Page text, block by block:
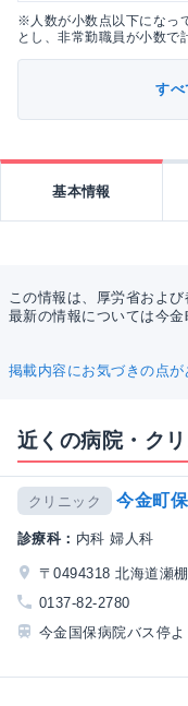
※人数が小数点以下になっ
とし、非常勤職員が小数で
すべ
基本情報
この情報は、厚労省およ
最新の情報については今金
掲載内容にお気づきの点が
近くの病院・ク
クリニック 今金町
診療科： 内科 婦人科
〒0494318 北海道瀬
0137-82-2780
今金国保病院バス停